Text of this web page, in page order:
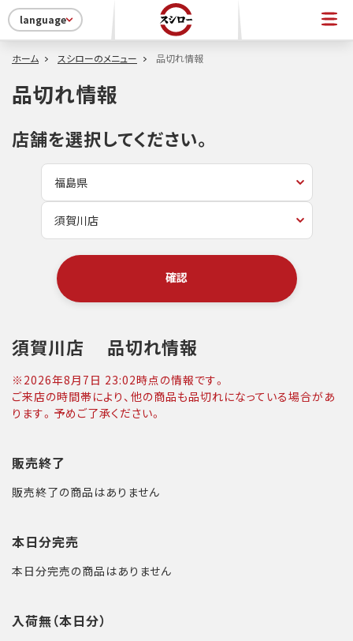
language
ホーム スシローのメニュー 品切れ情報
品切れ情報
店舗を選択してください。
確認
須賀川店 品切れ情報
※ 2026年8月7日 23:02時点の情報です。
ご来店の時間帯により、他の商品も品切れになっている場合があ
ります。予めご了承ください。
販売終了
販売終了の商品はありません
本日分完売
本日分完売の商品はありません
入荷無（本日分）